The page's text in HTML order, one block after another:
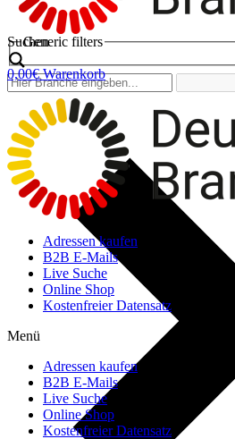
Suchen
Generic filters
0,00€ Warenkorb
Adressen kaufen
B2B E-Mails
Live Suche
Online Shop
Kostenfreier Datensatz
Menü
Adressen kaufen
B2B E-Mails
Live Suche
Online Shop
Kostenfreier Datensatz